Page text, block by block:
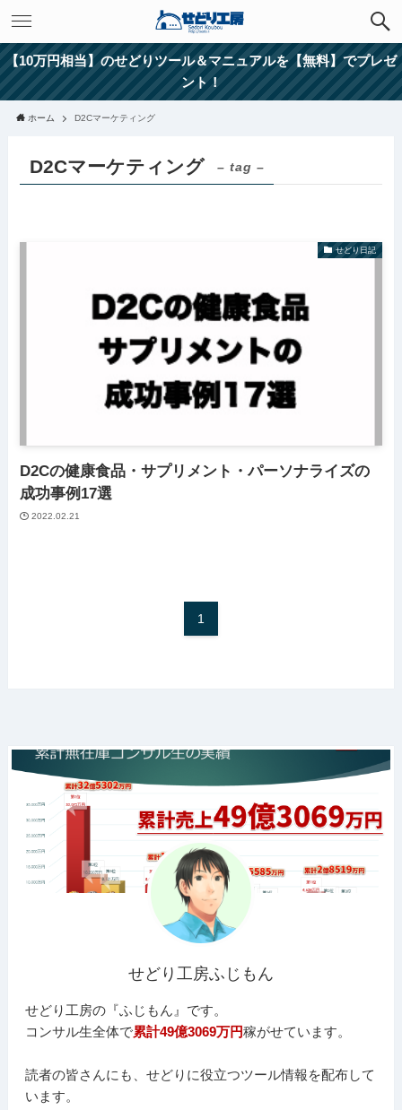
【10万円相当】のせどりツール＆マニュアルを【無料】でプレゼ
ント！
ホーム D2Cマーケティング
D2Cマーケティング – tag –
せどり日記
D2Cの健康食品・サプリメント・パーソナライズの
成功事例17選
2022.02.21
1
せどり工房ふじもん
せどり工房の『ふじもん』です。
コンサル生全体で累計49億3069万円稼がせています。
読者の皆さんにも、せどりに役立つツール情報を配布して
います。